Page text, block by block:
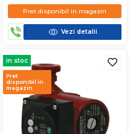
Pret disponibil in magazin
Vezi detalii
in stoc
Pret
disponibil in
magazin